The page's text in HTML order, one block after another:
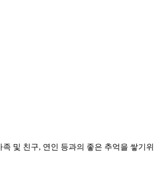
및 친구, 연인 등과의 좋은 추억을 쌓기위